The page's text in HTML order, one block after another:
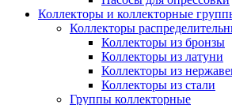
Коллекторы и коллекторные
Коллекторы
Коллекторы из бронзы
Коллекторы из латуни
Коллекторы из
Коллекторы из стали
Группы коллекторные